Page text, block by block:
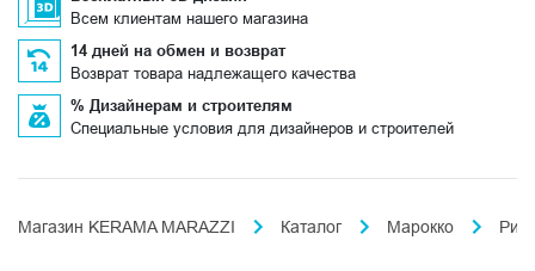
Всем клиентам нашего магазина
14 дней на обмен и возврат
Возврат товара надлежащего качества
% Дизайнерам и строителям
Специальные условия для дизайнеров и строителей
Магазин KERAMA MARAZZI Каталог Марокко